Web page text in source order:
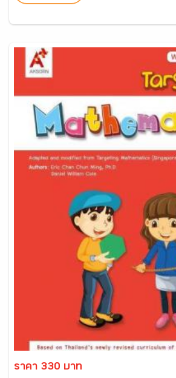
ราคา 330 บาท